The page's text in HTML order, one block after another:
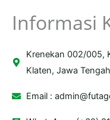
Informasi
Krenekan 002/005,
Klaten, Jawa Tengah
Email :